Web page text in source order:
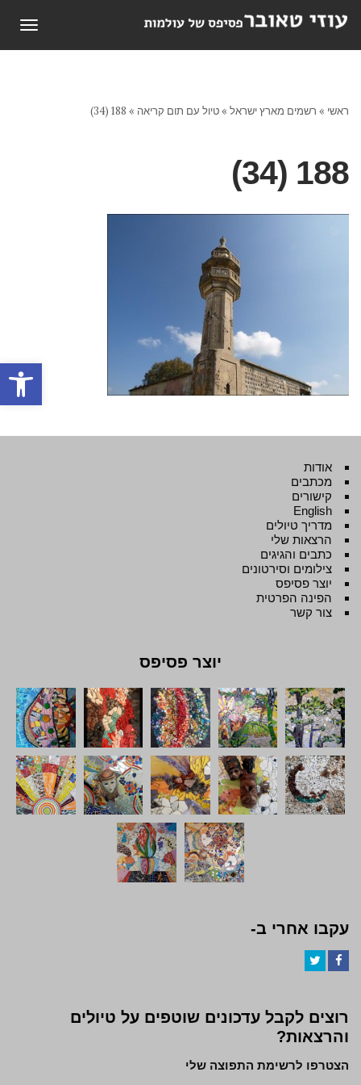
פתח
ראשי » רשמים מארץ ישראל »טיול עם תום קריאה »
188 (34)
188 (34)
אודות
מכתבים
קישורים
English
מדריך טיולים
הרצאות שלי
כתבים והגיגים
צילומים וסירטונים
יוצר פסיפס
הפינה הפרטית
צור קשר
יוצר פסיפס
עקבו אחרי ב-
רוצים לקבל עדכונים שוטפים על טיולים
והרצאות?
הצטרפו לרשימת התפוצה שלי